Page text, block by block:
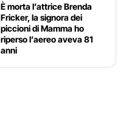
È morta l’attrice Brenda
Fricker, la signora dei
piccioni di Mamma ho
riperso l’aereo aveva 81
anni